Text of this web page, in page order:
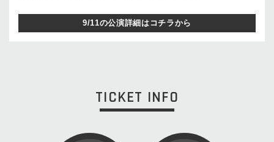
9/11の公演詳細はコチラから
TICKET INFO